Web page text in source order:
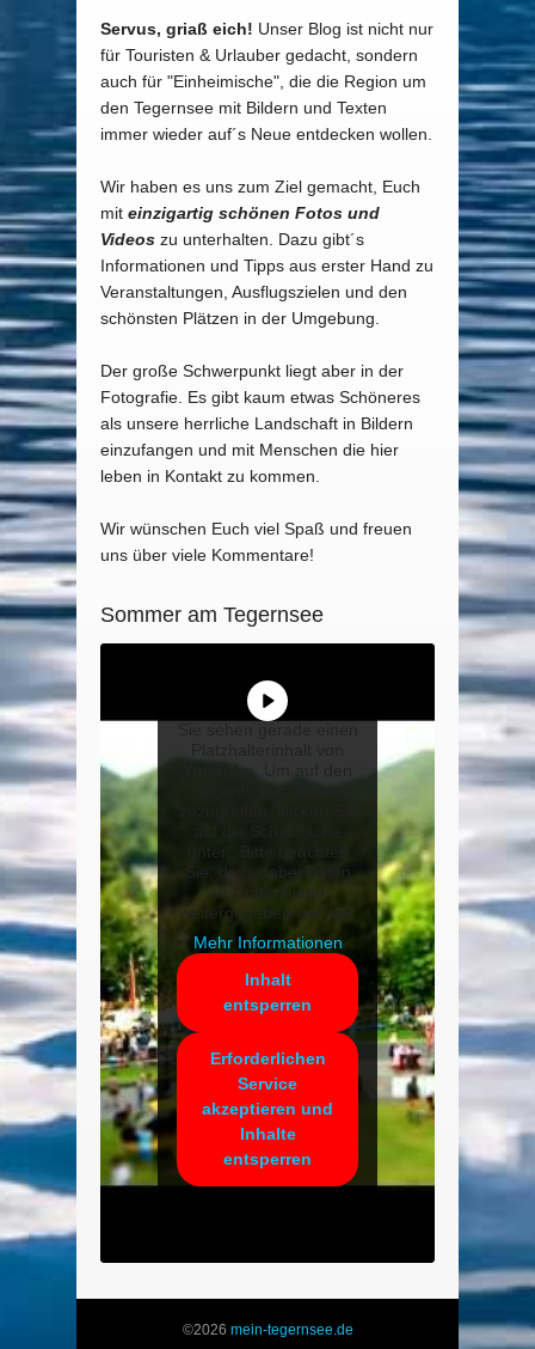
Servus, griaß eich! Unser Blog ist nicht nur
für Touristen & Urlauber gedacht, sondern
auch für "Einheimische", die die Region um
den Tegernsee mit Bildern und Texten
immer wieder auf´s Neue entdecken wollen.
Wir haben es uns zum Ziel gemacht, Euch
mit einzigartig schönen Fotos und
Videos zu unterhalten. Dazu gibt´s
Informationen und Tipps aus erster Hand zu
Veranstaltungen, Ausflugszielen und den
schönsten Plätzen in der Umgebung.
Der große Schwerpunkt liegt aber in der
Fotografie. Es gibt kaum etwas Schöneres
als unsere herrliche Landschaft in Bildern
einzufangen und mit Menschen die hier
leben in Kontakt zu kommen.
Wir wünschen Euch viel Spaß und freuen
uns über viele Kommentare!
Sommer am Tegernsee
YouTube
unten. Bitte beachten
Sie, dass dabei Daten
an Drittanbieter
weitergegeben werden.
Mehr Informationen
Inhalt
entsperren
Erforderlichen
Service
akzeptieren und
Inhalte
entsperren
©2026 mein-tegernsee.de